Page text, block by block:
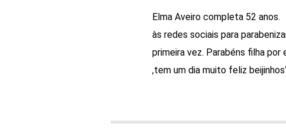
Elma Aveiro completa 52
às redes sociais para
primeira vez. Parabéns filha
,tem um dia muito feliz